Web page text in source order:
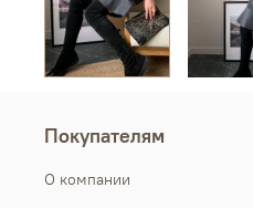
Покупателям
О компании